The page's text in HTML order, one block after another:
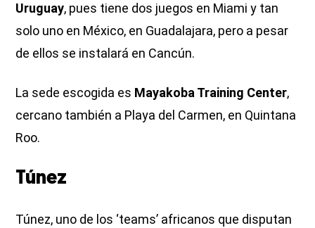
Uruguay, pues tiene dos juegos en Miami y tan
solo uno en México, en Guadalajara, pero a pesar
de ellos se instalará en Cancún.
La sede escogida es Mayakoba Training Center,
cercano también a Playa del Carmen, en Quintana
Roo.
Túnez
Túnez, uno de los ‘teams’ africanos que disputan